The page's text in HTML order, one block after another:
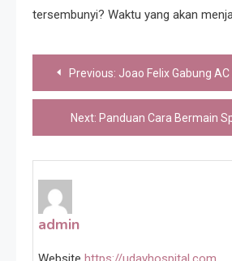
tersembunyi? Waktu yang akan
Post
navigation
Previous: Joao Felix Gabung AC
Next: Panduan Cara Bermain
admin